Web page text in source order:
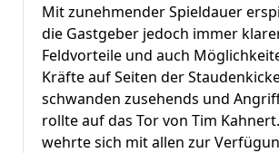
Mit zunehmender Spieldauer
die Gastgeber jedoch immer
Feldvorteile und auch
Kräfte auf Seiten der
schwanden zusehends und
rollte auf das Tor von Tim
wehrte sich mit allen zur